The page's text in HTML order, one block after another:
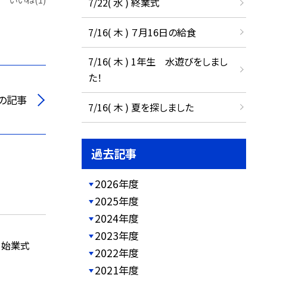
記事
業式
7/16( 木 ) ７月16日の給食
7/16( 木 ) 1年生 水遊びをしまし
た！
7/16( 木 ) 夏を探しました
過去記事
2026年度
2025年度
2024年度
2023年度
2022年度
2021年度